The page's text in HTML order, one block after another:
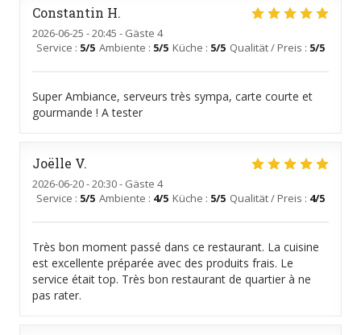
Constantin H
2026-06-25 - 20:45 - Gäste 4
Service : 5/5 Ambiente : 5/5 Küche : 5/5 Qualität / Preis : 5/5
Super Ambiance, serveurs très sympa, carte courte et
gourmande ! A tester
Joëlle V
2026-06-20- 20:30 - Gäste 4
Service : 5/5 Ambiente : 4/5 Küche : 5/5 Qualität / Preis : 4/5
Très bon moment passé dans ce restaurant. La cuisine
est excellente préparée avec des produits frais. Le
service était top. Très bon restaurant de quartier à ne
pas rater.